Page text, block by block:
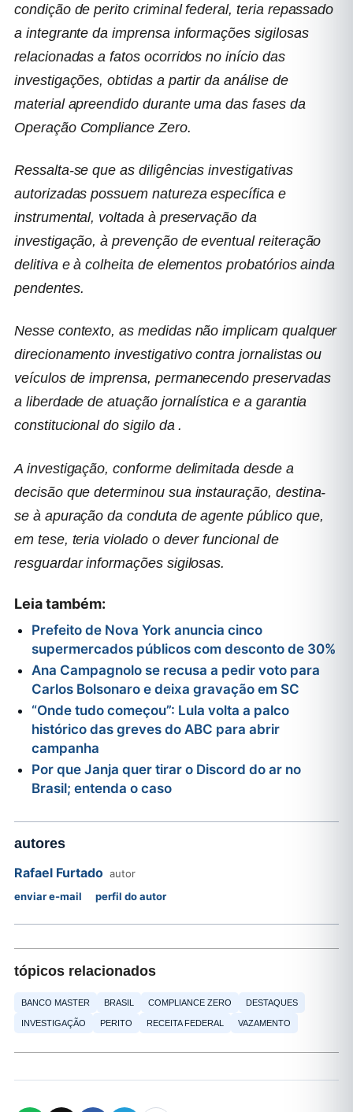
condição de perito criminal federal, teria repassado
a integrante da imprensa informações sigilosas
relacionadas a fatos ocorridos no início das
investigações, obtidas a partir da análise de
material apreendido durante uma das fases da
Operação Compliance Zero.
Ressalta-se que as diligências investigativas
autorizadas possuem natureza específica e
instrumental, voltada à preservação da
investigação, à prevenção de eventual reiteração
delitiva e à colheita de elementos probatórios ainda
pendentes.
Nesse contexto, as medidas não implicam qualquer
direcionamento investigativo contra jornalistas ou
veículos de imprensa, permanecendo preservadas
a liberdade de atuação jornalística e a garantia
constitucional do sigilo da .
A investigação, conforme delimitada desde a
decisão que determinou sua instauração, destina-
se à apuração da conduta de agente público que,
em tese, teria violado o dever funcional de
resguardar informações sigilosas.
Leia também:
Prefeito de Nova York anuncia cinco
supermercados públicos com desconto de 30%
Ana Campagnolo se recusa a pedir voto para
Carlos Bolsonaro e deixa gravação em SC
“Onde tudo começou”: Lula volta a palco
histórico das greves do ABC para abrir
campanha
Por que Janja quer tirar o Discord do ar no
Brasil; entenda o caso
autores
Rafael Furtado autor
enviar e-mail
perfil do autor
tópicos relacionados
BANCO MASTER BRASIL COMPLIANCE ZERO DESTAQUES
INVESTIGAÇÃO PERITO RECEITA FEDERAL VAZAMENTO